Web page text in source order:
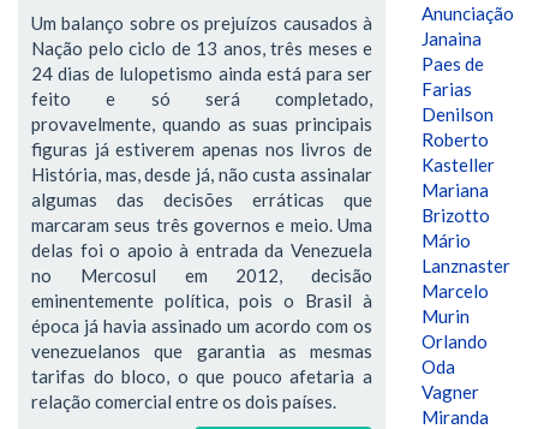
Um balanço sobre os prejuízos causados à
Nação pelo ciclo de 13 anos, três meses e
24 dias de lulopetismo ainda está para ser
feito e só será completado,
provavelmente, quando as suas principais
figuras já estiverem apenas nos livros de
História, mas, desde já, não custa assinalar
algumas das decisões erráticas que
marcaram seus três governos e meio. Uma
delas foi o apoio à entrada da Venezuela
no Mercosul em 2012, decisão
eminentemente política, pois o Brasil à
época já havia assinado um acordo com os
venezuelanos que garantia as mesmas
tarifas do bloco, o que pouco afetaria a
relação comercial entre os dois países.
Anunciação
Janaina
Paes de
Farias
Denilson
Roberto
Kasteller
Mariana
Brizotto
Mário
Lanznaster
Marcelo
Murin
Orlando
Oda
Vagner
Miranda